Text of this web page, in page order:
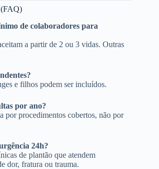
(FAQ)
de colaboradores para
a partir de 2 ou 3 vidas. Outras
e filhos podem ser incluídos.
por ano?
por procedimentos cobertos, não por
24h?
de plantão que atendem
dor, fratura ou trauma.